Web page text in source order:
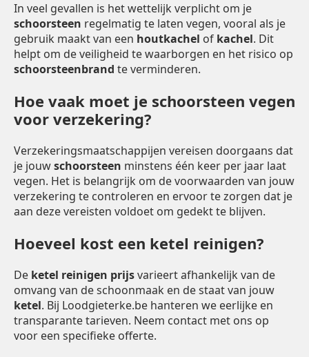
In veel gevallen is het wettelijk verplicht om je
schoorsteen regelmatig te laten vegen, vooral als je
gebruik maakt van een houtkachel of kachel. Dit
helpt om de veiligheid te waarborgen en het risico op
schoorsteenbrand te verminderen.
Hoe vaak moet je schoorsteen vegen
voor verzekering?
Verzekeringsmaatschappijen vereisen doorgaans dat
je jouwschoorsteen minstens één keer per jaar laat
vegen. Het is belangrijk om de voorwaarden van jouw
verzekering te controleren en ervoor te zorgen dat je
aan deze vereisten voldoet om gedekt te blijven.
Hoeveel kost een ketel reinigen?
De ketel reinigen prijsvarieert afhankelijk van de
omvang van de schoonmaak en de staat van jouw
ketel. Bij Loodgieterke.be hanteren we eerlijke en
transparante tarieven. Neem contact met ons op
voor een specifieke offerte.